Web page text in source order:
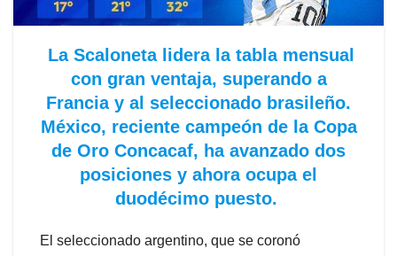
La Scaloneta lidera la tabla mensual
con gran ventaja, superando a
Francia y al seleccionado brasileño.
México, reciente campeón de la Copa
de Oro Concacaf, ha avanzado dos
posiciones y ahora ocupa el
duodécimo puesto.
El seleccionado argentino, que se coronó